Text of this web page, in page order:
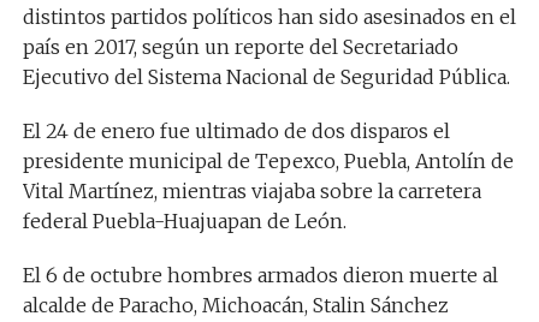
distintos partidos políticos han sido asesinados en el
país en 2017, según un reporte del Secretariado
Ejecutivo del Sistema Nacional de Seguridad Pública.
El 24 de enero fue ultimado de dos disparos el
presidente municipal de Tepexco, Puebla, Antolín de
Vital Martínez, mientras viajaba sobre la carretera
federal Puebla-Huajuapan de León.
El 6 de octubre hombres armados dieron muerte al
alcalde de Paracho, Michoacán, Stalin Sánchez